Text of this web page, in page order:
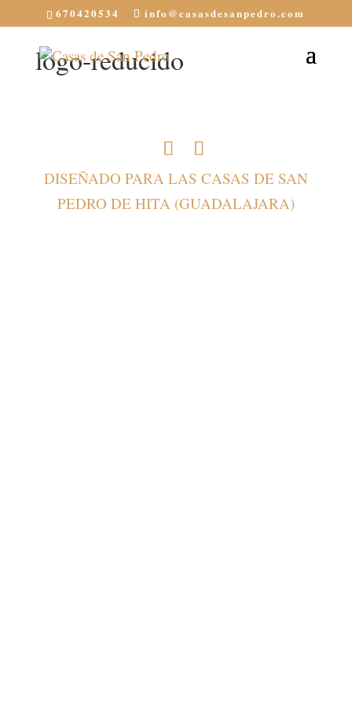
670420534 info@casasdesanpedro.com
logo-reducido
DISEÑADO PARA LAS CASAS DE SAN
PEDRO DE HITA (GUADALAJARA)